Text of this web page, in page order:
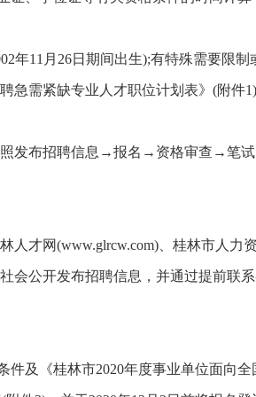
11月26日期间出生);有特殊需要限制
急需紧缺专业人才职位计划表》(附件1)
发布招聘信息→报名→资格审查→笔
才网(www.glrcw.com)、桂林市人力
会公开发布招聘信息，并通过提前联
《桂林市2020年度事业单位面向全